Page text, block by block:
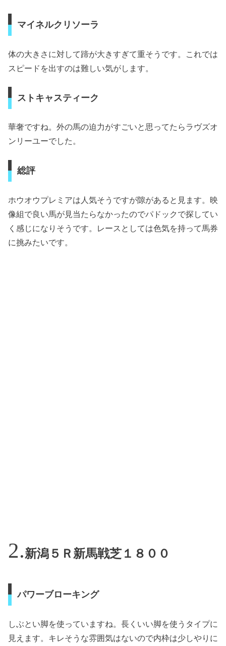
マイネルクリソーラ
体の大きさに対して蹄が大きすぎて重そうです。これでは
スピードを出すのは難しい気がします。
ストキャスティーク
華奢ですね。外の馬の迫力がすごいと思ってたらラヴズオ
ンリーユーでした。
総評
ホウオウプレミアは人気そうですが隙があると見ます。映
像組で良い馬が見当たらなかったのでパドックで探してい
く感じになりそうです。レースとしては色気を持って馬券
に挑みたいです。
新潟５Ｒ新馬戦芝１８００
パワーブローキング
しぶとい脚を使っていますね。長くいい脚を使うタイプに
見えます。キレそうな雰囲気はないので内枠は少しやりに